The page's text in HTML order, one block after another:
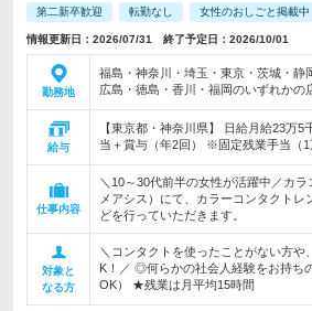
第二新卒歓迎 転勤なし 女性のおしごと掲載中
情報更新日：2026/07/31 終了予定日：2026/10/01
勤務地
福島・神奈川・埼玉・東京・茨城・静
広島・徳島・香川・福岡のいずれかの
給与
【東京都・神奈川県】 日給月給23万5
当＋賞与（年2回） ※固定残業手当（1
仕事内容
＼10～30代前半の女性が活躍中／カラ
メアシス）にて、カラーコンタクトレ
どを行っていただきます。
対象と
なる方
＼コンタクトを使ったことがない方や
K！／ ◎何らかの社会人経験をお持ち
OK） ★残業は月平均15時間